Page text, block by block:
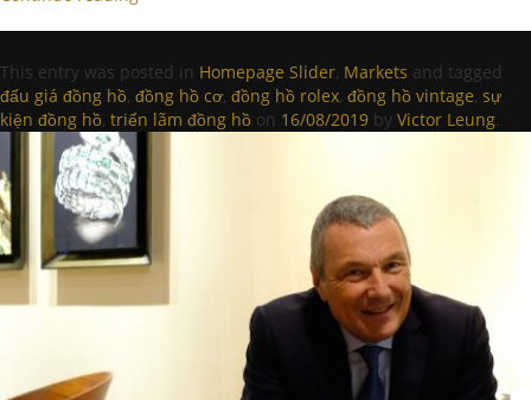
This entry was posted in Homepage Slider, Markets and tagged
đấu giá đồng hồ, đồng hồ cơ, đồng hồ rolex, đồng hồ vintage, sự
kiện đồng hồ, triển lãm đồng hồ on 16/08/2019 by Victor Leung.